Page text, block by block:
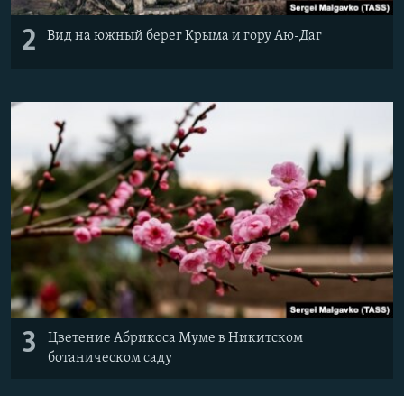
2 Вид на южный берег Крыма и гору Аю-Даг
3
Цветение Абрикоса Муме в Никитском
ботаническом саду